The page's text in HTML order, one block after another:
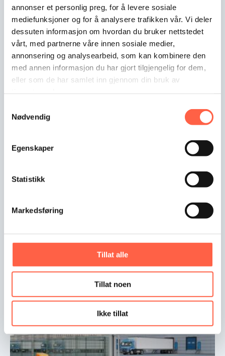
annonser et personlig preg, for å levere sosiale
mediefunksjoner og for å analysere trafikken vår. Vi deler
dessuten informasjon om hvordan du bruker nettstedet
vårt, med partnerne våre innen sosiale medier,
annonsering og analysearbeid, som kan kombinere den
med annen informasjon du har gjort tilgjengelig for dem,
eller som de har samlet inn gjennom din bruk av
Nødvendig
Egenskaper
Statistikk
Markedsføring
Tillat alle
Tillat noen
Ikke tillat
Acces Pro H puomi
Gardan Access Pro H -puomiin on saatavilla
integroitu…
Acces Pro XL2 puomi